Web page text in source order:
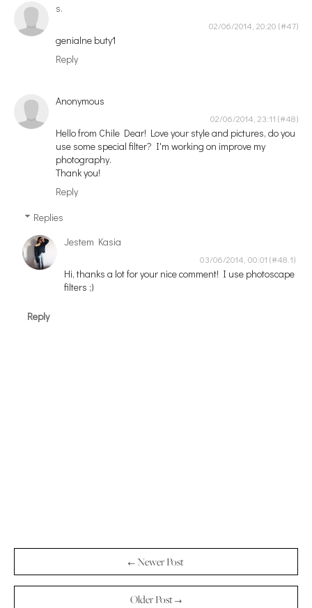
s.
02/06/2014, 20:20
genialne buty1
Reply
Anonymous
02/06/2014, 23:11
Hello from Chile Dear! Love your style and pictures, do you
use some special filter? I'm working on improve my
photography.
Thank you!
Reply
Replies
Jestem Kasia
03/06/2014, 00:01
Hi, thanks a lot for your nice comment! I use photoscape
filters ;)
Reply
← Newer Post
Older Post →